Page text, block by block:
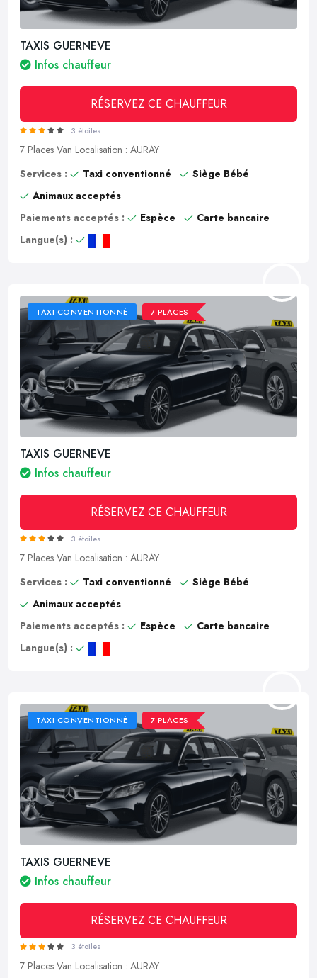
TAXIS GUERNEVE
Infos chauffeur
RÉSERVEZ CE CHAUFFEUR
3 étoiles
7 Places Van Localisation : AURAY
Services :
Taxi conventionné
Siège Bébé
Animaux acceptés
Paiements acceptés :
Espèce
Carte bancaire
Langue(s) :
TAXI CONVENTIONNÉ 7 PLACES
TAXIS GUERNEVE
Infos chauffeur
RÉSERVEZ CE CHAUFFEUR
3 étoiles
7 Places Van Localisation : AURAY
Services :
Taxi conventionné
Siège Bébé
Animaux acceptés
Paiements acceptés :
Espèce
Carte bancaire
Langue(s) :
TAXI CONVENTIONNÉ 7 PLACES
TAXIS GUERNEVE
Infos chauffeur
RÉSERVEZ CE CHAUFFEUR
3 étoiles
7 Places Van Localisation : AURAY